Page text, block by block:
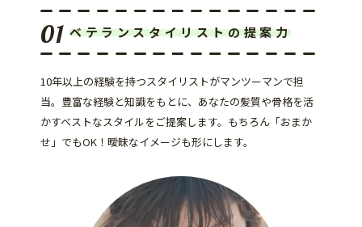
ベテランスタイリストの提案力
10年以上の経験を持つスタイリストがマンツーマンで担
当。豊富な経験と知識をもとに、あなたの髪質や骨格を活
かすベストなスタイルをご提案します。もちろん「おまか
せ」でもOK！曖昧なイメージも形にします。